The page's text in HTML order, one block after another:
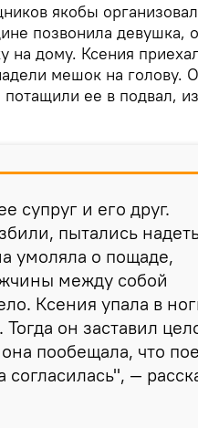
якобы
позвонила девушка,
на дому. Ксения
мешок на голову.
ее в подвал,
супруг и его друг.
пытались
умоляла о пощаде,
между собой
Ксения упала в
он заставил
пообещала, что
—